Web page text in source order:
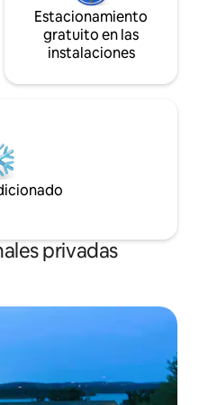
Estacionamiento
gratuito en las
instalaciones
privadas